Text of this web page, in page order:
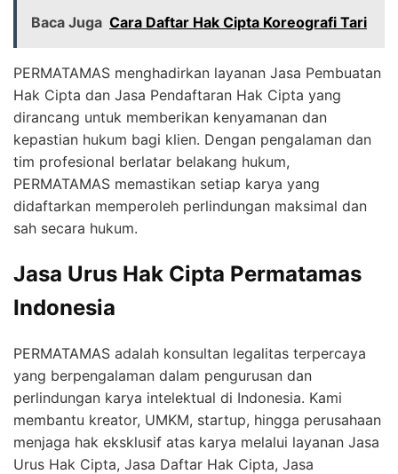
Baca Juga Cara Daftar Hak Cipta Koreografi Tari
PERMATAMAS menghadirkan layanan Jasa Pembuatan
Hak Cipta dan Jasa Pendaftaran Hak Cipta yang
dirancang untuk memberikan kenyamanan dan
kepastian hukum bagi klien. Dengan pengalaman dan
tim profesional berlatar belakang hukum,
PERMATAMAS memastikan setiap karya yang
didaftarkan memperoleh perlindungan maksimal dan
sah secara hukum.
Jasa Urus Hak Cipta Permatamas
Indonesia
PERMATAMAS adalah konsultan legalitas terpercaya
yang berpengalaman dalam pengurusan dan
perlindungan karya intelektual di Indonesia. Kami
membantu kreator, UMKM, startup, hingga perusahaan
menjaga hak eksklusif atas karya melalui layanan Jasa
Urus Hak Cipta, Jasa Daftar Hak Cipta, Jasa